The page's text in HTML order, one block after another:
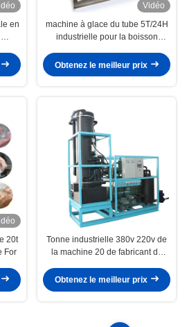
en
Vidéo
machine à glace du tube 5T/24H
industrielle pour la boisson
Obtenez le meilleur prix
20t
For
Tonne industrielle 380v 220v de
la machine 20 de fabricant de
Obtenez le meilleur prix